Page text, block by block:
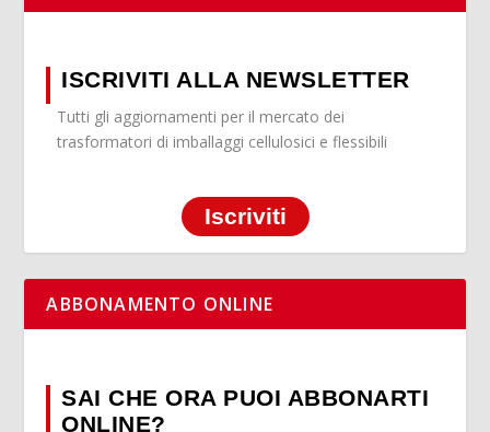
ISCRIVITI ALLA NEWSLETTER
Tutti gli aggiornamenti per il mercato dei
trasformatori di imballaggi cellulosici e flessibili
Iscriviti
ABBONAMENTO ONLINE
SAI CHE ORA PUOI ABBONARTI
ONLINE?